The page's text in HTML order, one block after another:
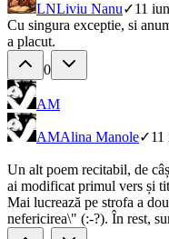
LNLiviu Nanu✓11
Cu singura exceptie, si
a placut.
0
AM
AMAlina Manole✓11
Un alt poem recitabil, de
ai modificat primul vers și
Mai lucrează pe strofa a
nefericirea\" (:-?). În rest,